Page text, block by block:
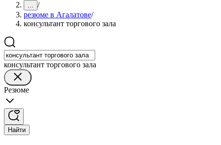
... /
резюме в Агалатове/
консультант торгового зала
консультант торгового зала
Резюме
Найти